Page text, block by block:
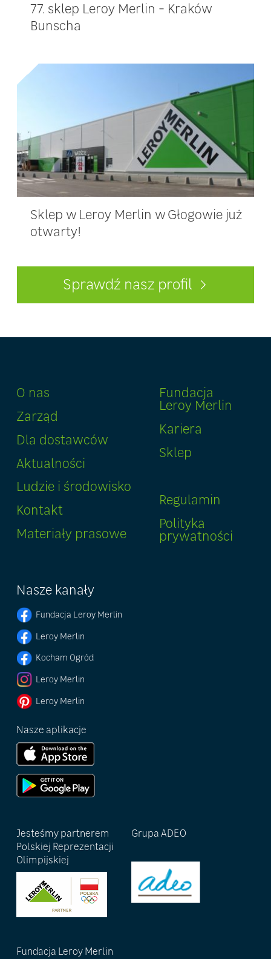
Sprawdź nasz profil
77. sklep Leroy Merlin - Kraków
Bunscha
Sklep w Leroy Merlin w Głogowie już
otwarty!
O nas
Zarząd
Dla dostawców
Aktualności
Ludzie i środowisko
Kontakt
Materiały prasowe
Fundacja
Leroy Merlin
Kariera
Sklep
Regulamin
Polityka
prywatności
Nasze kanały
Fundacja Leroy Merlin
Leroy Merlin
Kocham Ogród
Leroy Merlin
Leroy Merlin
Nasze aplikacje
Jesteśmy partnerem
Polskiej Reprezentacji
Olimpijskiej
Grupa ADEO
Fundacja Leroy Merlin